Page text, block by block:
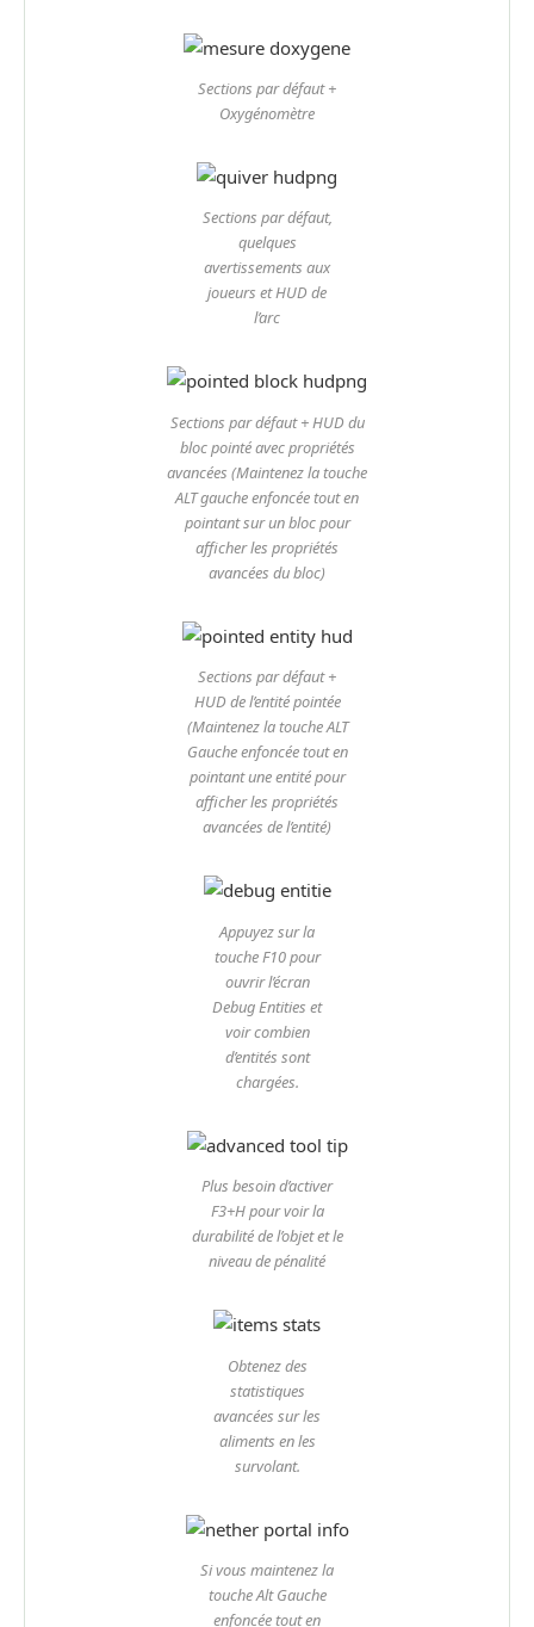
Sections par défaut +
Oxygénomètre
Sections par défaut,
quelques
avertissements aux
joueurs et HUD de
l’arc
Sections par défaut + HUD du
bloc pointé avec propriétés
avancées (Maintenez la touche
ALT gauche enfoncée tout en
pointant sur un bloc pour
afficher les propriétés
avancées du bloc)
Sections par défaut +
HUD de l’entité pointée
(Maintenez la touche ALT
Gauche enfoncée tout en
pointant une entité pour
afficher les propriétés
avancées de l’entité)
Appuyez sur la
touche F10 pour
ouvrir l’écran
Debug Entities et
voir combien
d’entités sont
chargées.
Plus besoin d’activer
F3+H pour voir la
durabilité de l’objet et le
niveau de pénalité
Obtenez des
statistiques
avancées sur les
aliments en les
survolant.
Si vous maintenez la
touche Alt Gauche
enfoncée tout en